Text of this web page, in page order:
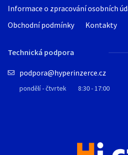
Informace o zpracování osobních
Obchodní podmínky
Kontakty
Technická podpora
podpora@hyperinzerce.cz
pondělí - čtvrtek 8:30 - 17:00